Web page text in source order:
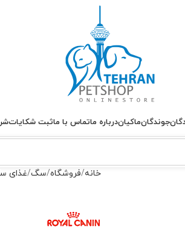
جوندگانماکیاندرباره ماتماس با ماثبت شکایات
خانه فروشگاه سگ غذای